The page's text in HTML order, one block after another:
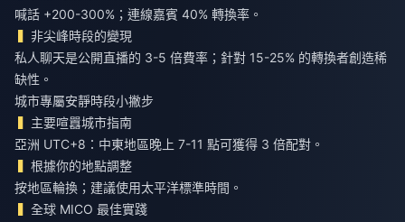
喊話 +200-300%；連線嘉賓 40% 轉換率。
非尖峰時段的變現
私人聊天是公開直播的 3-5 倍費率；針對 15-25% 的轉換者創造稀
缺性。
城市專屬安靜時段小撇步
主要喧囂城市指南
亞洲 UTC+8：中東地區晚上 7-11 點可獲得 3 倍配對。
根據你的地點調整
按地區輪換；建議使用太平洋標準時間。
全球 MICO 最佳實踐